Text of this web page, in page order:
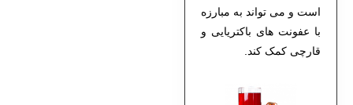
است و می تواند به مبارزه
با عفونت های باکتریایی و
قارچی کمک کند.